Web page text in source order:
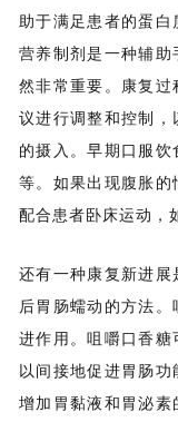
助于满足患者的蛋
营养制剂是一种辅
然非常重要。康复
议进行调整和控制
的摄入。早期口服
等。如果出现腹胀
配合患者卧床运动，
还有一种康复新进
后胃肠蠕动的方法
进作用。咀嚼口香
以间接地促进胃肠
增加胃黏液和胃泌素